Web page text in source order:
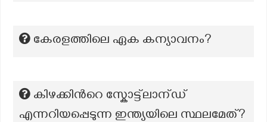
കേരളത്തിലെ ഏക കന്യാവനം?
കിഴക്കിന്‍റെ സ്കോട്ട്ലാന്ഡ്‌
എന്നറിയപ്പെടുന്ന ഇന്ത്യയിലെ സ്ഥലമേത്?